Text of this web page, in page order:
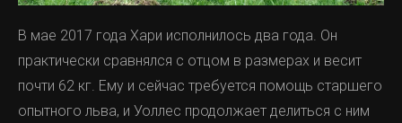
В мае 2017 года Хари исполнилось два года. Он
практически сравнялся с отцом в размерах и весит
почти 62 кг. Ему и сейчас требуется помощь старшего
опытного льва, и Уоллес продолжает делиться с ним